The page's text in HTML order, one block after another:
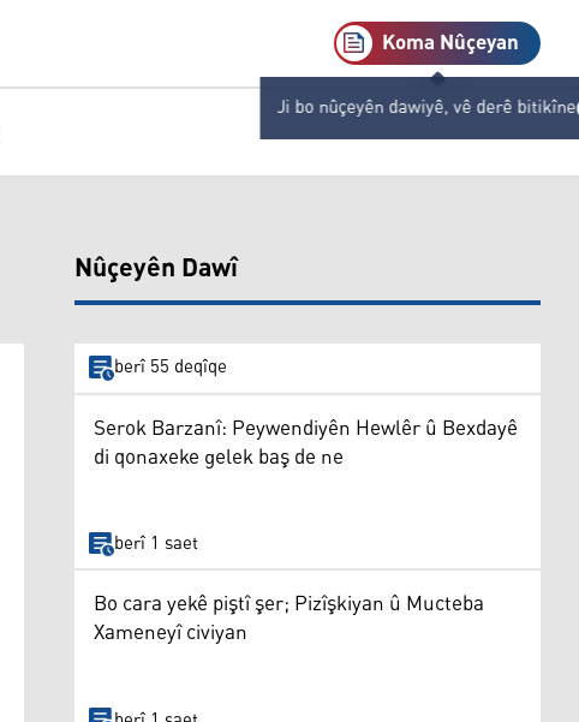
Koma Nûçeyan
Ji bo nûçeyên dawiyê, vê derê bitikîne
Nûçeyên Dawî
berî 55 deqîqe
Serok Barzanî: Peywendiyên Hewlêr û Bexdayê
di qonaxeke gelek baş de ne
berî 1 saet
Bo cara yekê piştî şer; Pizîşkiyan û Mucteba
Xameneyî civiyan